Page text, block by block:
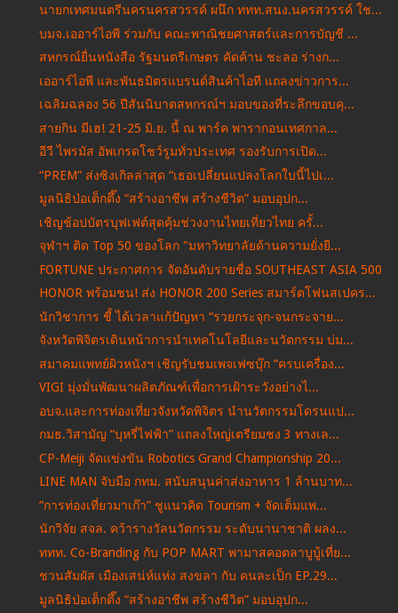
นายกเทศมนตรีนครนครสวรรค์ ผนึก ททท.สนง.นครสวรรค์ ใช...
บมจ.เออาร์ไอพี ร่วมกับ คณะพาณิชยศาสตร์และการบัญชี ...
สหกรณ์ยื่นหนังสือ รัฐมนตรีเกษตร คัดค้าน ชะลอ ร่างก...
เออาร์ไอพี และพันธมิตรแบรนด์สินค้าไอที แถลงข่าวการ...
เฉลิมฉลอง 56 ปีสันนิบาตสหกรณ์ฯ มอบของที่ระลึกขอบคุ...
สายกิน มีเฮ! 21-25 มิ.ย. นี้ ณ พาร์ค พารากอนเทศกาล...
อีวี ไพรมัส อัพเกรดโชว์รูมทั่วประเทศ รองรับการเปิด...
“PREM” ส่งซิงเกิลล่าสุด “เธอเปลี่ยนแปลงโลกใบนี้ไปเ...
มูลนิธิป่อเต็กตึ๊ง “สร้างอาชีพ สร้างชีวิต” มอบอุปก...
เชิญช้อปบัตรบุฟเฟต์สุดคุ้มช่วงงานไทยเที่ยวไทย ครั้...
จุฬาฯ ติด Top 50 ของโลก "มหาวิทยาลัยด้านความยั่งยื...
FORTUNE ประกาศการ จัดอันดับรายชื่อ SOUTHEAST ASIA 500
HONOR พร้อมชน! ส่ง HONOR 200 Series สมาร์ตโฟนสเปคร...
นักวิชาการ ชี้ ได้เวลาแก้ปัญหา “รวยกระจุก-จนกระจาย...
จังหวัดพิจิตรเดินหน้าการนำเทคโนโลยีและนวัตกรรม บ่ม...
สมาคมแพทย์ผิวหนังฯ เชิญรับชมเพจเฟซบุ๊ก “ครบเครื่อง...
VIGI มุ่งมั่นพัฒนาผลิตภัณฑ์เพื่อการเฝ้าระวังอย่างไ...
อบจ.และการท่องเที่ยวจังหวัดพิจิตร นำนวัตกรรมโดรนแป...
กมธ.วิสามัญ “บุหรี่ไฟฟ้า” แถลงใหญ่เตรียมชง 3 ทางเล...
CP-Meiji จัดแข่งขัน Robotics Grand Championship 20...
LINE MAN จับมือ กทม. สนับสนุนค่าส่งอาหาร 1 ล้านบาท...
“การท่องเที่ยวมาเก๊า” ชูแนวคิด Tourism + จัดเต็มแพ...
นักวิจัย สจล. คว้ารางวัลนวัตกรรม ระดับนานาชาติ ผลง...
ททท. Co-Branding กับ POP MART พามาสคอตลาบูบู้เที่ย...
ชวนสัมผัส เมืองเสน่ห์แห่ง สงขลา กับ คนละเป็ก EP.29...
มูลนิธิป่อเต็กตึ๊ง “สร้างอาชีพ สร้างชีวิต” มอบอุปก...